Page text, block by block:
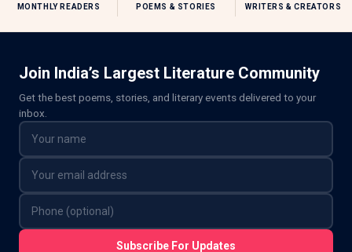
MONTHLY READERS POEMS & STORIES WRITERS & CREATORS
Join India’s Largest Literature Community
Get the best poems, stories, and literary events delivered to your
inbox.
Subscribe For Updates